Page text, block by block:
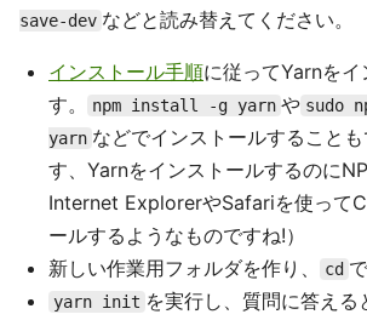
save-dev などと読み替えてください。
インストール手順に従ってYarnをイ
す。
npm install -g yarn や sudo
yarn などでインストールすること
す、Yarnをインストールするのに
Internet ExplorerやSafariを使って
ールするようなものですね!）
新しい作業用フォルダを作り、
cd
yarn init を実行し、質問に答える